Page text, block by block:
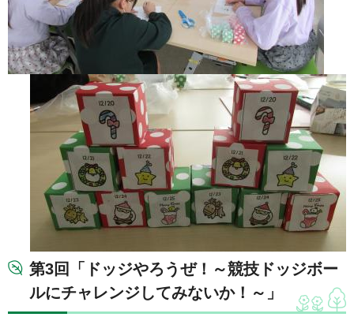
第3回「ドッジやろうぜ！～競技ドッジボー
ルにチャレンジしてみないか！～」